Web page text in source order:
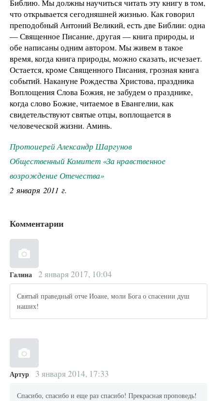
Библию. Мы должны научиться читать эту книгу в том,
что открывается сегодняшней жизнью. Как говорил
преподобный Антоний Великий, есть две Библии: одна
— Священное Писание, другая — книга природы, и
обе написаны одним автором. Мы живем в такое
время, когда книга природы, можно сказать, исчезает.
Остается, кроме Священного Писания, грозная книга
событий. Накануне Рождества Христова, праздника
Воплощения Слова Божия, не забудем о празднике,
когда слово Божие, читаемое в Евангелии, как
свидетельствуют святые отцы, воплощается в
человеческой жизни. Аминь.
Протоиерей Александр Шаргунов
Общественный Комитет «За нравственное
возрождение Отечества»
2 января 2011 г.
Комментарии
Галина 2 января 2017, 10:04
Святый праведный отче Иоане, моли Бога о спасении душ
наших!
Артур 3 января 2014, 17:33
Спасибо, спасибо и еще раз спасибо! Прекрасная проповедь!